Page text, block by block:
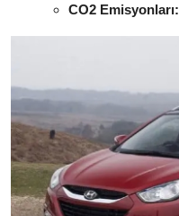
CO2 Emisyonları: